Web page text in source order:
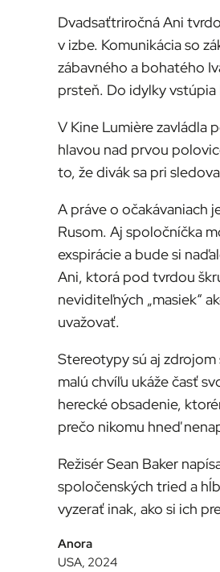
Dvadsaťtriročná Ani
v izbe. Komunikácia so
zábavného a bohatého
prsteň. Do idylky vstúpia
V Kine Lumière zavládla
hlavou nad prvou
to, že divák sa pri
A práve o očakávaniach
Rusom. Aj spoločníčka
exspirácie a bude si
Ani, ktorá pod tvrdou
neviditeľných „masiek“
uvažovať.
Stereotypy sú aj
malú chvíľu ukáže časť
herecké obsadenie,
prečo nikomu hneď
Režisér Sean Baker
spoločenských tried a
vyzerať inak, ako si ich
Anora
USA, 2024